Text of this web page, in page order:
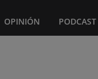
OPINIÓN PODCAST